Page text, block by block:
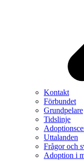
Kontakt
Förbundet
Grundpelare
Tidslinje
Uttalanden
Frågor och
Adoption i